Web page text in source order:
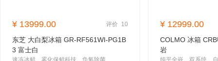
¥ 13999.00 评价 10
东芝 大白梨冰箱 GR-RF561WI-PG1B
3 富士白
速冻冰鲜、雾化保鲜科技、负氧除菌
¥ 12999.00
COLMO 冰箱
岩